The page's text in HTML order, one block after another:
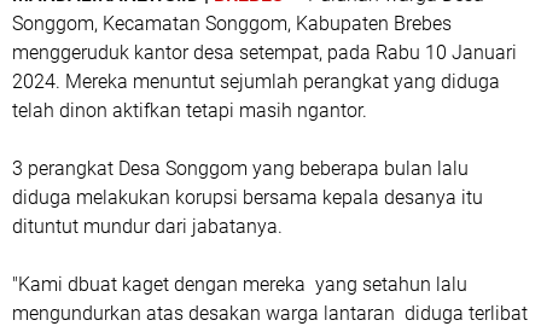
Songgom, Kecamatan Songgom, Kabupaten Brebes
menggeruduk kantor desa setempat, pada Rabu 10 Januari
2024. Mereka menuntut sejumlah perangkat yang diduga
telah dinon aktifkan tetapi masih ngantor.
3 perangkat Desa Songgom yang beberapa bulan lalu
diduga melakukan korupsi bersama kepala desanya itu
dituntut mundur dari jabatanya.
"Kami dbuat kaget dengan mereka yang setahun lalu
mengundurkan atas desakan warga lantaran diduga terlibat